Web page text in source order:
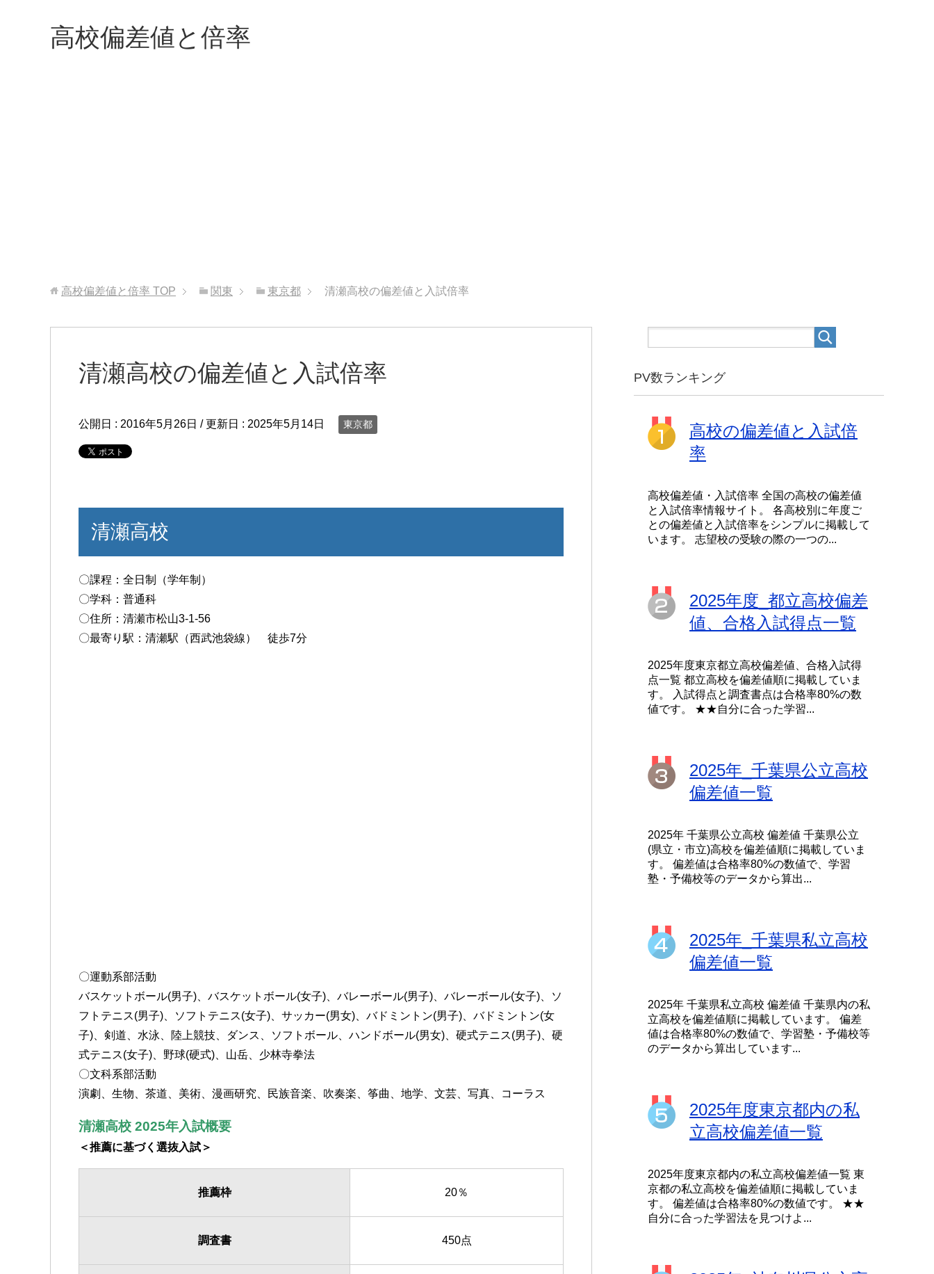
高校偏差値と倍率
高校偏差値と倍率 TOP 関東 東京都 清瀬高校の偏差値と入試倍率
清瀬高校の偏差値と入試倍率
公開日 : 2016年5月26日 / 更新日 : 2025年5月14日 東京都
清瀬高校
〇課程：全日制（学年制）
〇学科：普通科
〇住所：清瀬市松山3-1-56
〇最寄り駅：清瀬駅（西武池袋線） 徒歩7分
〇運動系部活動
バスケットボール(男子)、バスケットボール(女子)、バレーボール(男子)、バレーボール(女子)、ソ
フトテニス(男子)、ソフトテニス(女子)、サッカー(男女)、バドミントン(男子)、バドミントン(女
子)、剣道、水泳、陸上競技、ダンス、ソフトボール、ハンドボール(男女)、硬式テニス(男子)、硬
式テニス(女子)、野球(硬式)、山岳、少林寺拳法
〇文科系部活動
演劇、生物、茶道、美術、漫画研究、民族音楽、吹奏楽、筝曲、地学、文芸、写真、コーラス
清瀬高校 2025年入試概要
＜推薦に基づく選抜入試＞
推薦枠 20％
調査書 450点
PV数ランキング
高校の偏差値と入試倍
率
高校偏差値・入試倍率 全国の高校の偏差値
と入試倍率情報サイト。 各高校別に年度ご
との偏差値と入試倍率をシンプルに掲載して
います。 志望校の受験の際の一つの...
2025年度_都立高校偏差
値、合格入試得点一覧
2025年度東京都立高校偏差値、合格入試得
点一覧 都立高校を偏差値順に掲載していま
す。 入試得点と調査書点は合格率80%の数
値です。 ★★自分に合った学習...
2025年_千葉県公立高校
偏差値一覧
2025年 千葉県公立高校 偏差値 千葉県公立
(県立・市立)高校を偏差値順に掲載していま
す。 偏差値は合格率80%の数値で、学習
塾・予備校等のデータから算出...
2025年_千葉県私立高校
偏差値一覧
2025年 千葉県私立高校 偏差値 千葉県内の私
立高校を偏差値順に掲載しています。 偏差
値は合格率80%の数値で、学習塾・予備校等
のデータから算出しています...
2025年度東京都内の私
立高校偏差値一覧
2025年度東京都内の私立高校偏差値一覧 東
京都の私立高校を偏差値順に掲載していま
す。 偏差値は合格率80%の数値です。 ★★
自分に合った学習法を見つけよ...